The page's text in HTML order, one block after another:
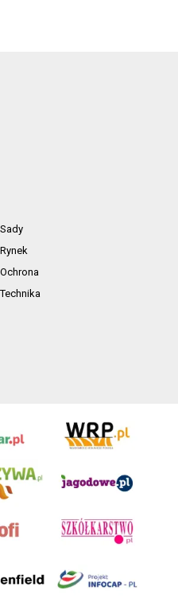
Sady
Rynek
Ochrona
Technika